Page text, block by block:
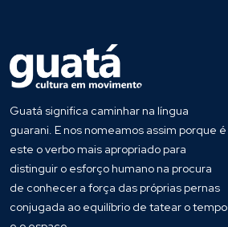
Guatá significa caminhar na língua
guarani. E nos nomeamos assim porque é
este o verbo mais apropriado para
distinguir o esforço humano na procura
de conhecer a força das próprias pernas
conjugada ao equilíbrio de tatear o tempo